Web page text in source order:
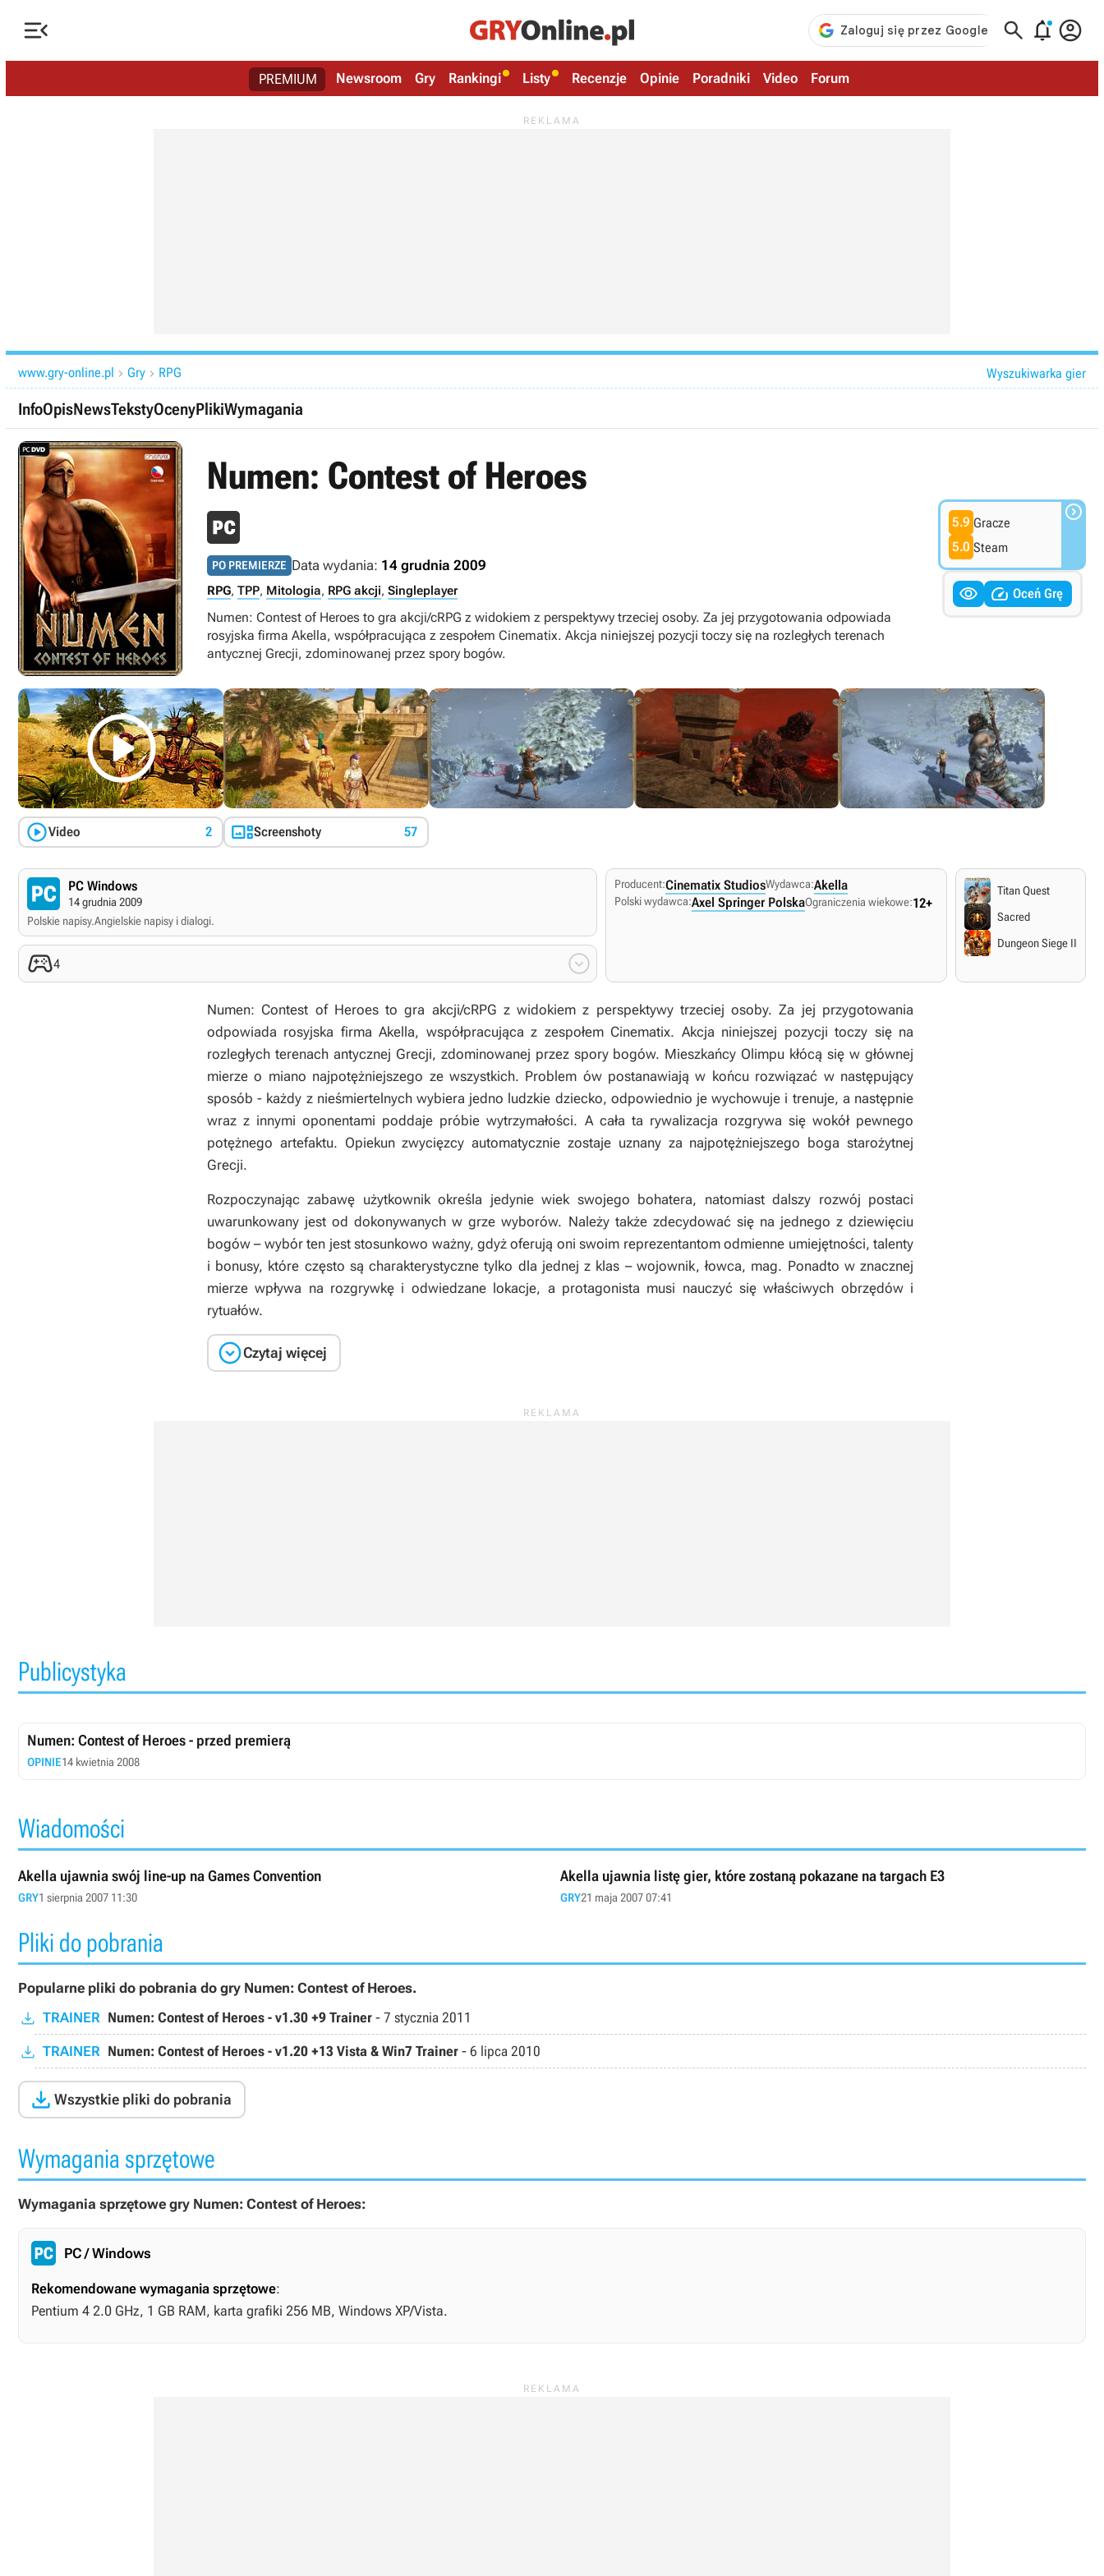
   
PREMIUM Newsroom Gry Rankingi Listy Recenzje Opinie Poradniki Video Forum
www.gry-online.pl  Gry  RPG Wyszukiwarka gier
InfoOpisNewsTekstyOcenyPlikiWymagania
Numen: Contest of Heroes
PO PREMIERZE Data wydania: 14 grudnia 2009
RPG, TPP, Mitologia, RPG akcji, Singleplayer
Numen: Contest of Heroes to gra akcji/cRPG z widokiem z perspektywy trzeciej osoby. Za jej przygotowania odpowiada
rosyjska firma Akella, współpracująca z zespołem Cinematix. Akcja niniejszej pozycji toczy się na rozległych terenach
antycznej Grecji, zdominowanej przez spory bogów.
5.9 Gracze
5.0 Steam

  Oceń Grę

Video 2 Screenshoty 57
PC Windows
14 grudnia 2009
Polskie napisy.Angielskie napisy i dialogi.
4 
Producent:Cinematix StudiosWydawca:Akella
Polski wydawca:Axel Springer PolskaOgraniczenia wiekowe:12+
Titan Quest
Sacred
Dungeon Siege II
Numen: Contest of Heroesto gra akcji/cRPG z widokiem z perspektywy trzeciej osoby. Za jej przygotowania
odpowiada rosyjska firma Akella, współpracująca z zespołem Cinematix. Akcja niniejszej pozycji toczy się na
rozległych terenach antycznej Grecji, zdominowanej przez spory bogów. Mieszkańcy Olimpu kłócą się w głównej
mierze o miano najpotężniejszego ze wszystkich. Problem ów postanawiają w końcu rozwiązać w następujący
sposób - każdy z nieśmiertelnych wybiera jedno ludzkie dziecko, odpowiednio je wychowuje i trenuje, a następnie
wraz z innymi oponentami poddaje próbie wytrzymałości. A cała ta rywalizacja rozgrywa się wokół pewnego
potężnego artefaktu. Opiekun zwycięzcy automatycznie zostaje uznany za najpotężniejszego boga starożytnej
Grecji.
Rozpoczynając zabawę użytkownik określa jedynie wiek swojego bohatera, natomiast dalszy rozwój postaci
uwarunkowany jest od dokonywanych w grze wyborów. Należy także zdecydować się na jednego z dziewięciu
bogów – wybór ten jest stosunkowo ważny, gdyż oferują oni swoim reprezentantom odmienne umiejętności, talenty
i bonusy, które często są charakterystyczne tylko dla jednej z klas – wojownik, łowca, mag. Ponadto w znacznej
mierze wpływa na rozgrywkę i odwiedzane lokacje, a protagonista musi nauczyć się właściwych obrzędów i
rytuałów.
Czytaj więcej
Publicystyka
Numen: Contest of Heroes - przed premierą
OPINIE14 kwietnia 2008
Wiadomości
Akella ujawnia swój line-up na Games Convention
GRY1 sierpnia 2007 11:30
Akella ujawnia listę gier, które zostaną pokazane na targach E3
GRY21 maja 2007 07:41
Pliki do pobrania
Popularne pliki do pobrania do gry Numen: Contest of Heroes.
TRAINER Numen: Contest of Heroes - v1.30 +9 Trainer - 7 stycznia 2011
TRAINER Numen: Contest of Heroes - v1.20 +13 Vista & Win7 Trainer - 6 lipca 2010
 Wszystkie pliki do pobrania
Wymagania sprzętowe
Wymagania sprzętowe gry Numen: Contest of Heroes:
PC / Windows
Rekomendowane wymagania sprzętowe:
Pentium 4 2.0 GHz, 1 GB RAM, karta grafiki 256 MB, Windows XP/Vista.